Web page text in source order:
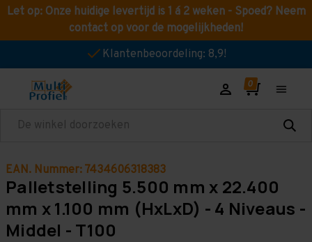
Let op: Onze huidige levertijd is 1 á 2 weken - Spoed? Neem
contact op voor de mogelijkheden!
Klantenbeoordeling: 8,9!
Zoeken
EAN. Nummer: 7434606318383
Palletstelling 5.500 mm x 22.400
mm x 1.100 mm (HxLxD) - 4 Niveaus -
Middel - T100